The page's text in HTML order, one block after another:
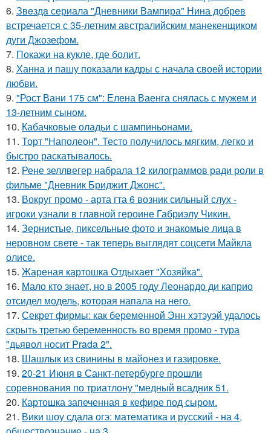
6. Звeздa сериала "Дневники Вампира" Нина добрев
встречается с 35-летним австралийским манекенщиком
дуги Джозефом.
7. Покажи на кукле, где болит.
8. Ханна и пашу показали кадры с начала своей истории
любви.
9. "Рост Вани 175 см": Елена Ваенга снялась с мужем и
13-летним сыном.
10. Кабачковые оладьи с шампиньонами.
11. Торт "Наполеон". Тесто получилось мягким, легко и
быстро раскатывалось.
12. Рене зеллвегер набрала 12 килограммов ради роли в
фильме "Дневник Бриджит Джонс".
13. Вокруг промо - арта гта 6 возник сильный слух -
игроки узнали в главной героине Габриэлу Чикин.
14. Зернистые, пиксельные фото и знакомые лица в
неровном свете - так теперь выглядят соцсети Майкла
олисе.
15. Жареная картошка Отдыхает "Хозяйка".
16. Мало кто знает, но в 2005 году Леонардо ди каприо
отсидел модель, которая напала на него.
17. Секрет фирмы: как беременной Энн хэтэуэй удалось
скрыть третью беременность во время промо - тура
"дьявол носит Prada 2".
18. Шашлык из свинины в майонез и газировке.
19. 20-21 Июня в Санкт-петербурге прошли
соревнования по триатлону "медный всадник 51.
20. Картошка запеченная в кефире под сыром.
21. Вики шоу сдала огэ: математика и русский - на 4,